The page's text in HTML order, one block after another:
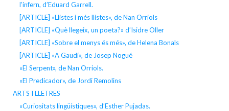
l’infern, d’Eduard Garrell.
[ARTICLE] «Llistes i més llistes», de Nan Orriols
[ARTICLE] «Què llegeix, un poeta?» d’Isidre Oller
[ARTICLE] «Sobre el menys és més», de Helena Bonals
[ARTICLE] «A Gaudí», de Josep Nogué
«El Serpent», de Nan Orriols.
«El Predicador», de Jordi Remolins
ARTS I LLETRES
«Curiositats lingüístiques», d’Esther Pujadas.